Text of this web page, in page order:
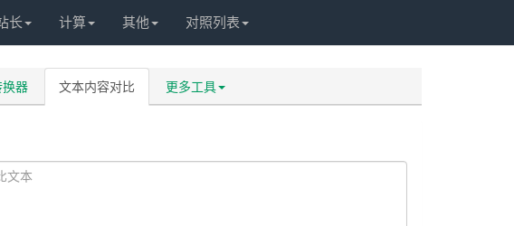
长 计算 其他 对照列表
换器 文本内容对比 更多工具